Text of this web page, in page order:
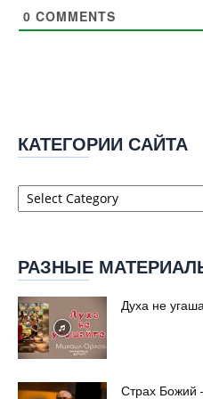
0 COMMENTS
КАТЕГОРИИ САЙТА
Категории
сайта
РАЗНЫЕ
Духа не
Страх